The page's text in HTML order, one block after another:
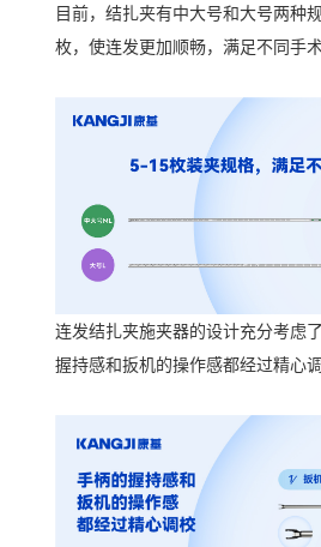
目前，结扎夹有中大号和大号两种
枚，使连发更加顺畅，满足不同手术
连发结扎夹施夹器的设计充分考虑
握持感和扳机的操作感都经过精心调